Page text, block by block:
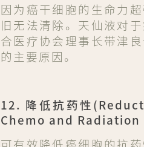
因为癌干细胞的生命力
旧无法清除。天仙液对
合医疗协会理事长带津
的主要原因。
12. 降低抗药性
Chemo and Radiation